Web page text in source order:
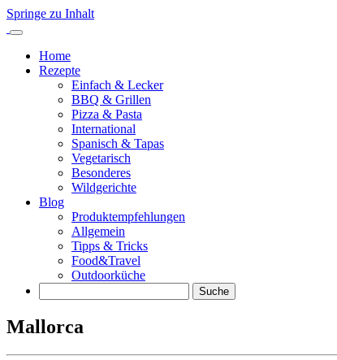
Springe zu Inhalt
Home
Rezepte
Einfach & Lecker
BBQ & Grillen
Pizza & Pasta
International
Spanisch & Tapas
Vegetarisch
Besonderes
Wildgerichte
Blog
Produktempfehlungen
Allgemein
Tipps & Tricks
Food&Travel
Outdoorküche
Suche
Mallorca